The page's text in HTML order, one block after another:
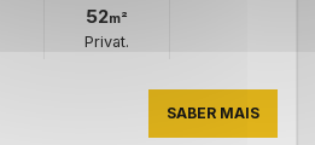
52m²
Privat.
SABER MAIS